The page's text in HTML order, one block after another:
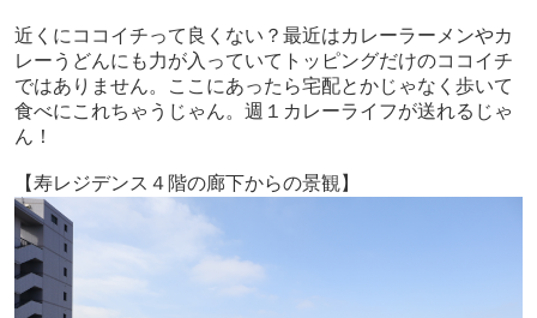
近くにココイチって良くない？最近はカレーラーメンやカ
レーうどんにも力が入っていてトッピングだけのココイチ
ではありません。ここにあったら宅配とかじゃなく歩いて
食べにこれちゃうじゃん。週１カレーライフが送れるじゃ
ん！
【寿レジデンス４階の廊下からの景観】